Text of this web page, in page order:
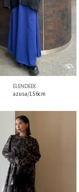
ELENDEEK
azusa/156cm